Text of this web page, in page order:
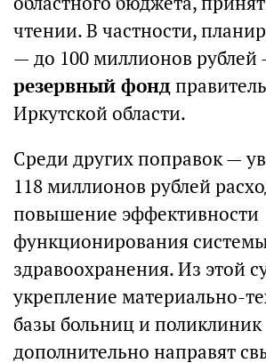
чтении. В частности,
— до 100 миллионов рублей
резервный фонд
Иркутской области.
Среди других поправок —
118 миллионов рублей
повышение эффективности
функционирования
здравоохранения. Из этой
укрепление материально-
базы больниц и поликлиник
дополнительно направят